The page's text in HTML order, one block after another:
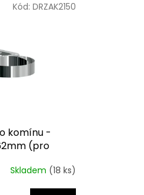
komínu -
(pro
Skladem (18 ks)
Kód: DRZAK2150